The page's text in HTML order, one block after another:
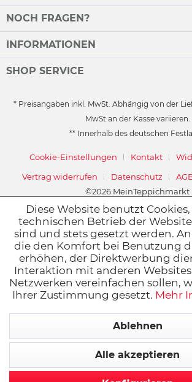
NOCH FRAGEN?
INFORMATIONEN
SHOP SERVICE
* Preisangaben inkl. MwSt. Abhängig von der
MwSt an der Kasse variieren.
** Innerhalb des deutschen
Cookie-Einstellungen Kontakt
Vertrag widerrufen
Datenschutz
©2026 MeinTeppichmarkt
Diese Website benutzt
technischen Betrieb der
sind und stets gesetzt werden.
die den Komfort bei Benutzung
erhöhen, der Direktwerbung
Interaktion mit anderen
Netzwerken vereinfachen sollen,
Ihrer Zustimmung gesetzt. Mehr
Ablehnen
Alle akzeptieren